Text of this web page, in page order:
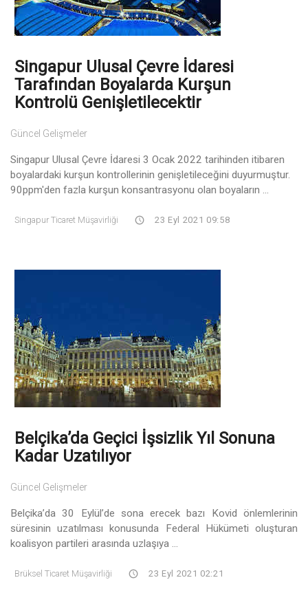
Singapur Ulusal Çevre İdaresi
Tarafından Boyalarda Kurşun
Kontrolü Genişletilecektir
Güncel Gelişmeler
Singapur Ulusal Çevre İdaresi 3 Ocak 2022 tarihinden itibaren
boyalardaki kurşun kontrollerinin genişletileceğini duyurmuştur.
90ppm'den fazla kurşun konsantrasyonu olan boyaların ...
Singapur Ticaret Müşavirliği 23 Eyl 2021 09:58
Belçika’da Geçici İşsizlik Yıl Sonuna
Kadar Uzatılıyor
Güncel Gelişmeler
Belçika’da 30 Eylül’de sona erecek bazı Kovid önlemlerinin
süresinin uzatılması konusunda Federal Hükümeti oluşturan
koalisyon partileri arasında uzlaşıya ...
Brüksel Ticaret Müşavirliği 23 Eyl 2021 02:21